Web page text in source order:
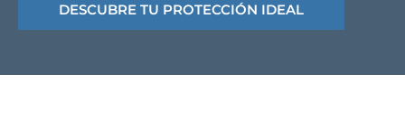
DESCUBRE TU PROTECCIÓN IDEAL